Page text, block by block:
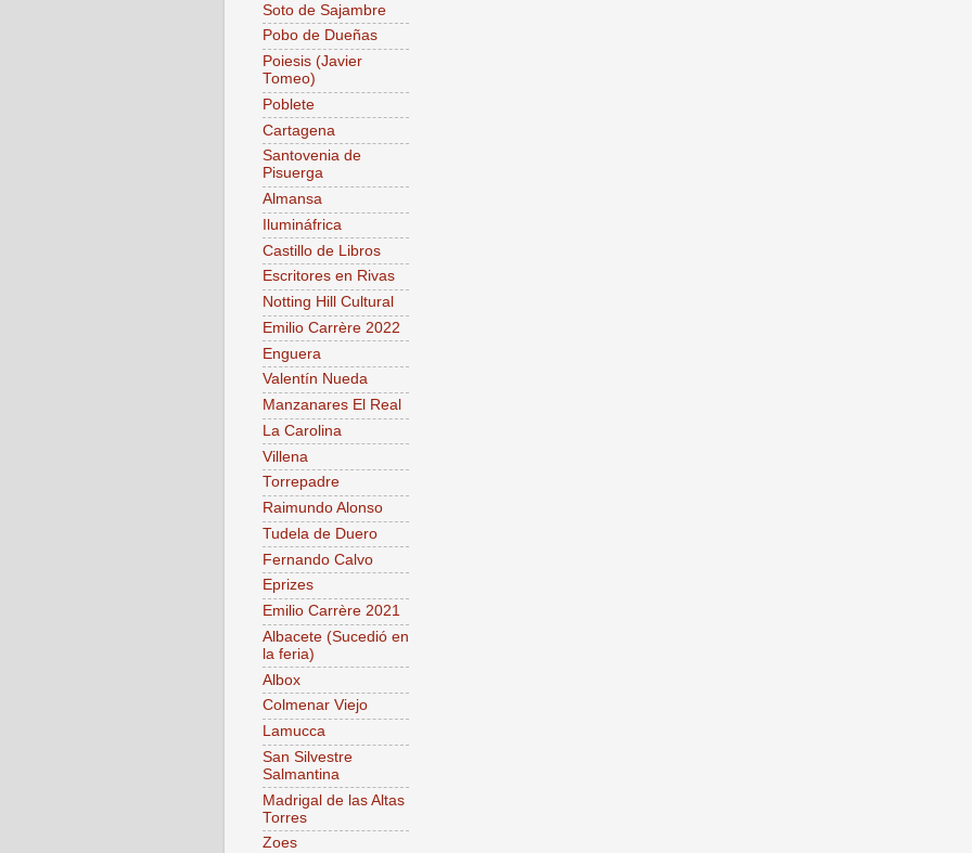
Soto de Sajambre
Pobo de Dueñas
Poiesis (Javier
Tomeo)
Poblete
Cartagena
Santovenia de
Pisuerga
Almansa
Ilumináfrica
Castillo de Libros
Escritores en Rivas
Notting Hill Cultural
Emilio Carrère 2022
Enguera
Valentín Nueda
Manzanares El Real
La Carolina
Villena
Torrepadre
Raimundo Alonso
Tudela de Duero
Fernando Calvo
Eprizes
Emilio Carrère 2021
Albacete (Sucedió en
la feria)
Albox
Colmenar Viejo
Lamucca
San Silvestre
Salmantina
Madrigal de las Altas
Torres
Zoes